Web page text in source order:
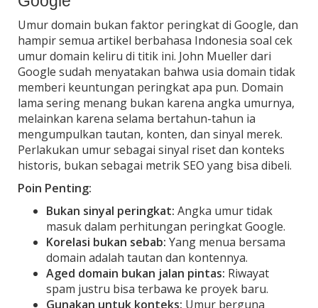
Umur domain bukan faktor peringkat di Google, dan
hampir semua artikel berbahasa Indonesia soal cek
umur domain keliru di titik ini. John Mueller dari
Google sudah menyatakan bahwa usia domain tidak
memberi keuntungan peringkat apa pun. Domain
lama sering menang bukan karena angka umurnya,
melainkan karena selama bertahun-tahun ia
mengumpulkan tautan, konten, dan sinyal merek.
Perlakukan umur sebagai sinyal riset dan konteks
historis, bukan sebagai metrik SEO yang bisa dibeli.
Poin Penting:
Bukan sinyal peringkat: Angka umur tidak
masuk dalam perhitungan peringkat Google.
Korelasi bukan sebab: Yang menua bersama
domain adalah tautan dan kontennya.
Aged domain bukan jalan pintas: Riwayat
spam justru bisa terbawa ke proyek baru.
Gunakan untuk konteks: Umur berguna